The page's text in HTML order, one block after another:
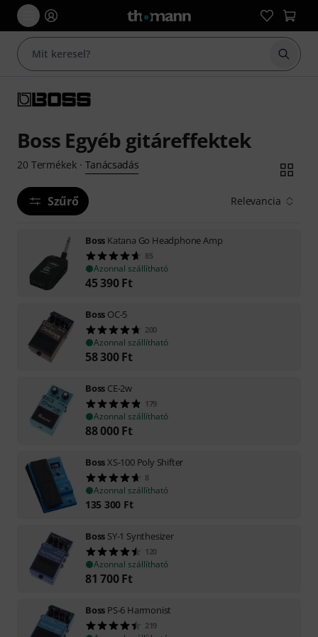
Boss Egyéb gitáreffektek
20 Termékek· Tanácsadás
Szűrő Relevancia
Boss Katana Go Headphone Amp
85
Azonnal szállítható
45 390 Ft
Boss OC-5
200
Azonnal szállítható
58 300 Ft
Boss CE-2w
179
Azonnal szállítható
88 000 Ft
BossXS-100 Poly Shifter
8
Azonnal szállítható
135 300 Ft
Boss SY-1 Synthesizer
120
Azonnal szállítható
81 700 Ft
Boss PS-6 Harmonist
219